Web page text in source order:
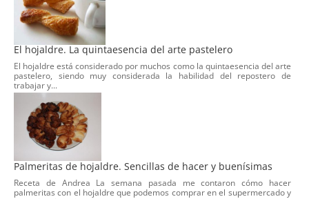
El hojaldre. La quintaesencia del arte pastelero
El hojaldre está considerado por muchos como la quintaesencia del arte
pastelero, siendo muy considerada la habilidad del repostero de
trabajar y...
Palmeritas de hojaldre. Sencillas de hacer y buenísimas
Receta de Andrea La semana pasada me contaron cómo hacer
palmeritas con el hojaldre que podemos comprar en el supermercado y